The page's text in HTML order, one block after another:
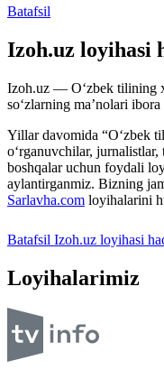
Batafsil
Izoh.uz loyihasi
Izoh.uz — O‘zbek tilining
so‘zlarning ma’nolari
Yillar davomida “O‘zbek
o‘rganuvchilar,
boshqalar uchun foydali
aylantirganmiz. Bizning
Sarlavha.com loyihalarini
Batafsil Izoh.uz loyihasi
Loyihalarimiz